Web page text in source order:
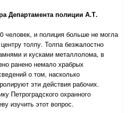
Департамента полиции А.Т.
человек, и полиция больше не могла
толпу. Толпа безжалостно
и кусками металлолома, в
ранено немало храбрых
о том, насколько
эти действия рабочих.
Петроградского охранного
изучить этот вопрос.